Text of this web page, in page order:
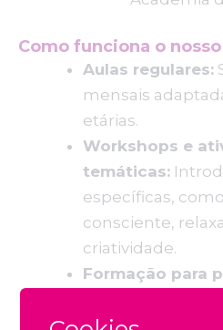
Como funciona o
Aulas regulares:
mensais
etárias.
Workshops e
temáticas:
específicas,
consciente,
criatividade.
Formação para
para integrar